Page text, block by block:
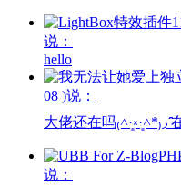
说：
hello
08 )说：
大佬还在吗₍˄·͈༝·͈˄*₎◞
说：